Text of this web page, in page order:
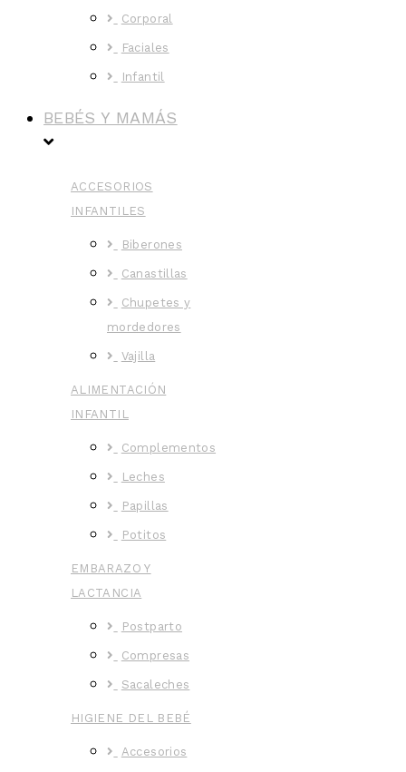
Corporal
Faciales
Infantil
BEBÉS Y MAMÁS
ACCESORIOS
INFANTILES
Biberones
Canastillas
Chupetes y
mordedores
Vajilla
ALIMENTACIÓN
INFANTIL
Complementos
Leches
Papillas
Potitos
EMBARAZO Y
LACTANCIA
Postparto
Compresas
Sacaleches
HIGIENE DEL BEBÉ
Accesorios